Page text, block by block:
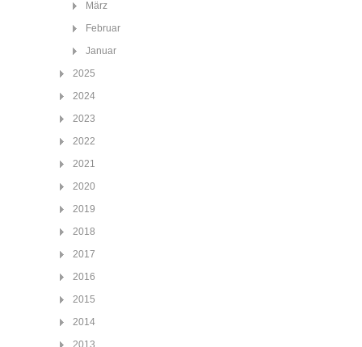
März
Februar
Januar
2025
2024
2023
2022
2021
2020
2019
2018
2017
2016
2015
2014
2013